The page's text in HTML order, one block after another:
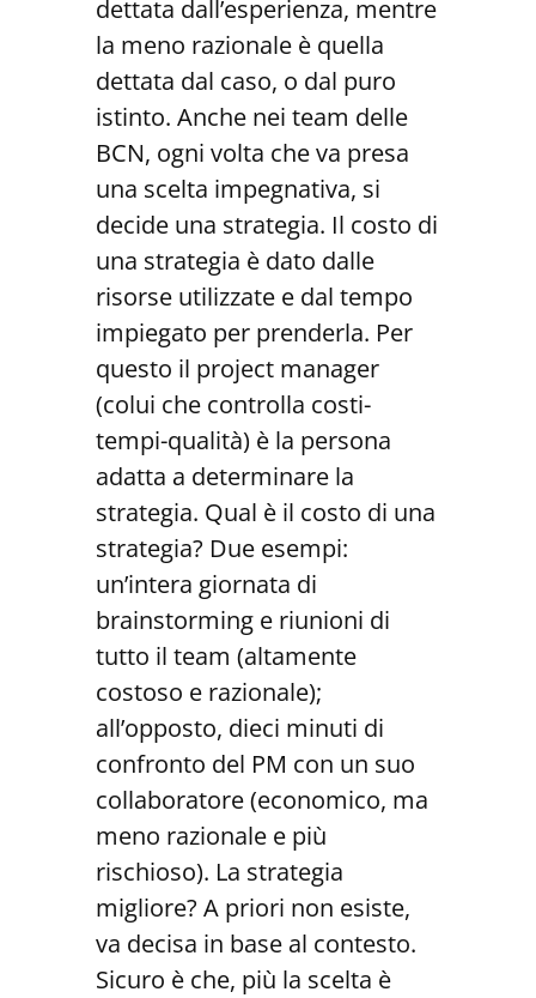
dettata dall’esperienza, mentre
la meno razionale è quella
dettata dal caso, o dal puro
istinto. Anche nei team delle
BCN, ogni volta che va presa
una scelta impegnativa, si
decide una strategia. Il costo di
una strategia è dato dalle
risorse utilizzate e dal tempo
impiegato per prenderla. Per
questo il project manager
(colui che controlla costi-
tempi-qualità) è la persona
adatta a determinare la
strategia. Qual è il costo di una
strategia? Due esempi:
un’intera giornata di
brainstorming e riunioni di
tutto il team (altamente
costoso e razionale);
all’opposto, dieci minuti di
confronto del PM con un suo
collaboratore (economico, ma
meno razionale e più
rischioso). La strategia
migliore? A priori non esiste,
va decisa in base al contesto.
Sicuro è che, più la scelta è